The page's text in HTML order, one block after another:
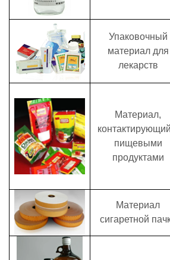
Упаковочный
материал для
лекарств
Материал,
пищевыми
продуктами
Материал
сигаретной